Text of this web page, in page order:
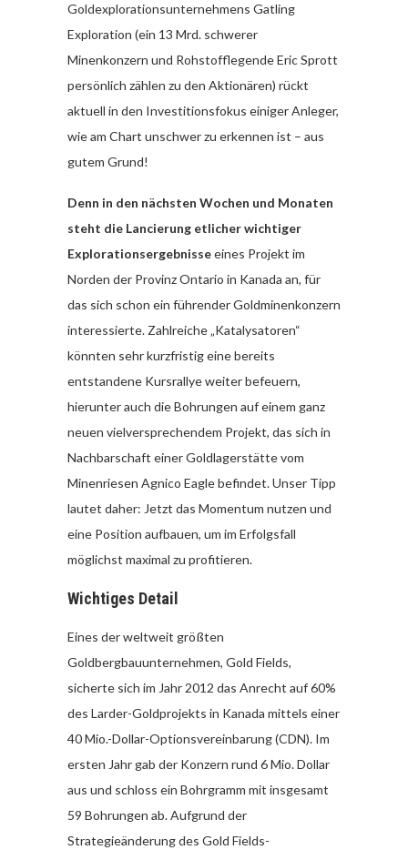
Goldexplorationsunternehmens Gatling
Exploration (ein 13 Mrd. schwerer
Minenkonzern und Rohstofflegende Eric Sprott
persönlich zählen zu den Aktionären) rückt
aktuell in den Investitionsfokus einiger Anleger,
wie am Chart unschwer zu erkennen ist – aus
gutem Grund!
Denn in den nächsten Wochen und Monaten
steht die Lancierung etlicher wichtiger
Explorationsergebnisseeines Projekt im
Norden der Provinz Ontario in Kanada an, für
das sich schon ein führender Goldminenkonzern
interessierte. Zahlreiche „Katalysatoren“
könnten sehr kurzfristig eine bereits
entstandene Kursrallye weiter befeuern,
hierunter auch die Bohrungen auf einem ganz
neuen vielversprechendem Projekt, das sich in
Nachbarschaft einer Goldlagerstätte vom
Minenriesen Agnico Eagle befindet. Unser Tipp
lautet daher: Jetzt das Momentum nutzen und
eine Position aufbauen, um im Erfolgsfall
möglichst maximal zu profitieren.
Wichtiges Detail
Eines der weltweit größten
Goldbergbauunternehmen, Gold Fields,
sicherte sich im Jahr 2012 das Anrecht auf 60%
des Larder-Goldprojekts in Kanada mittels einer
40 Mio.-Dollar-Optionsvereinbarung (CDN). Im
ersten Jahr gab der Konzern rund 6 Mio. Dollar
aus und schloss ein Bohrgramm mit insgesamt
59 Bohrungen ab. Aufgrund der
Strategieänderung des Gold Fields-